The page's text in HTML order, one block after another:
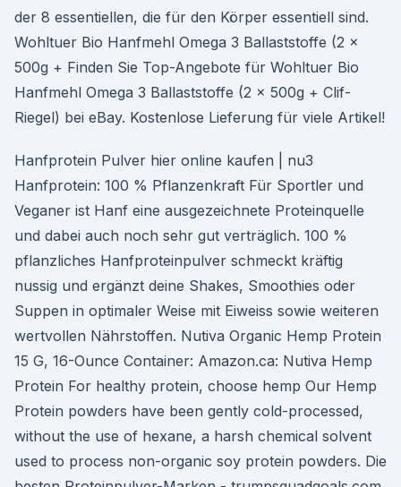
der 8 essentiellen, die für den Körper essentiell sind.
Wohltuer Bio Hanfmehl Omega 3 Ballaststoffe (2 x
500g + Finden Sie Top-Angebote für Wohltuer Bio
Hanfmehl Omega 3 Ballaststoffe (2 x 500g + Clif-
Riegel) bei eBay. Kostenlose Lieferung für viele Artikel!
Hanfprotein Pulver hier online kaufen | nu3
Hanfprotein: 100 % Pflanzenkraft Für Sportler und
Veganer ist Hanf eine ausgezeichnete Proteinquelle
und dabei auch noch sehr gut verträglich. 100 %
pflanzliches Hanfproteinpulver schmeckt kräftig
nussig und ergänzt deine Shakes, Smoothies oder
Suppen in optimaler Weise mit Eiweiss sowie weiteren
wertvollen Nährstoffen. Nutiva Organic Hemp Protein
15 G, 16-Ounce Container: Amazon.ca: Nutiva Hemp
Protein For healthy protein, choose hemp Our Hemp
Protein powders have been gently cold-processed,
without the use of hexane, a harsh chemical solvent
used to process non-organic soy protein powders. Die